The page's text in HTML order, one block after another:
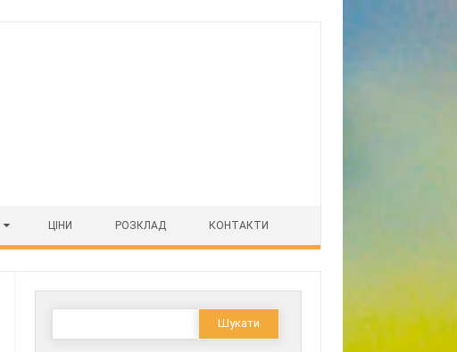
ЦІНИ РОЗКЛАД КОНТАКТИ
Пошук: